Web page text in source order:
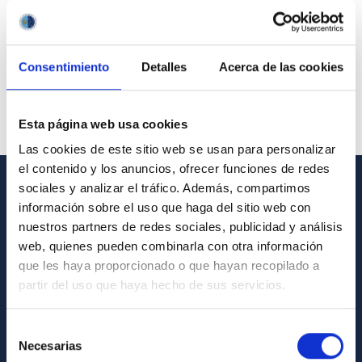
Consentimiento Detalles Acerca de las cookies
Esta página web usa cookies
Las cookies de este sitio web se usan para personalizar
el contenido y los anuncios, ofrecer funciones de redes
sociales y analizar el tráfico. Además, compartimos
información sobre el uso que haga del sitio web con
nuestros partners de redes sociales, publicidad y análisis
web, quienes pueden combinarla con otra información
que les haya proporcionado o que hayan recopilado a
partir del uso que haya hecho de sus servicios.
Necesarias
GENERAL INFORMATION
How to get to the IAC
List of personnel
General register